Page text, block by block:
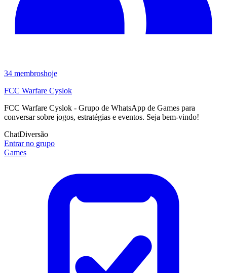
34 membroshoje
FCC Warfare Cyslok
FCC Warfare Cyslok - Grupo de WhatsApp de Games para
conversar sobre jogos, estratégias e eventos. Seja bem-vindo!
ChatDiversão
Entrar no grupo
Games